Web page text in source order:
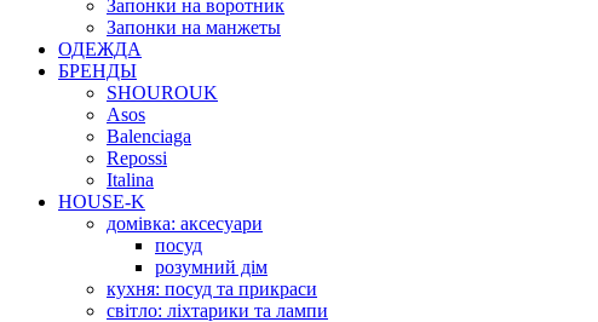
Запонки на воротник
Запонки на манжеты
ОДЕЖДА
БРЕНДЫ
SHOUROUK
Asos
Balenciaga
Repossi
Italina
HOUSE-K
домівка: аксесуари
посуд
розумний дім
кухня: посуд та прикраси
світло: ліхтарики та лампи